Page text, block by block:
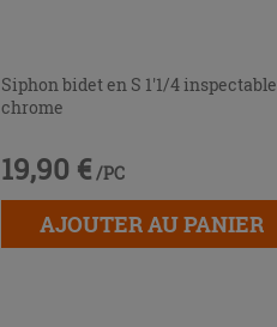
Siphon bidet en S 1'1/4 inspectable
chrome
19,90 € /PC
AJOUTER AU PANIER